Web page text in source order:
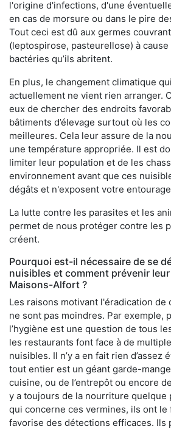
l'origine d'infections, d'une
en cas de morsure ou dans le pire
Tout ceci est dû aux germes
(leptospirose, pasteurellose) à
bactéries qu’ils abritent.
En plus, le changement climatique
actuellement ne vient rien arranger.
eux de chercher des endroits
bâtiments d’élevage surtout où les
meilleures. Cela leur assure de la
une température appropriée. Il est
limiter leur population et de les
environnement avant que ces
dégâts et n'exposent votre
La lutte contre les parasites et les
permet de nous protéger contre les
créent.
Pourquoi est-il nécessaire de se
nuisibles et comment prévenir
Maisons-Alfort ?
Les raisons motivant l'éradication de
ne sont pas moindres. Par exemple,
l’hygiène est une question de tous
les restaurants font face à de
nuisibles. Il n’y a en fait rien d’assez
tout entier est un géant garde-
cuisine, ou de l’entrepôt ou encore
y a toujours de la nourriture quelque
qui concerne ces vermines, ils ont le
favorise des détections efficaces. Ils